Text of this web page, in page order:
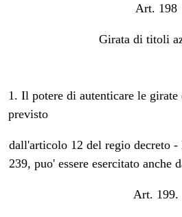
Art. 198
Girata di titoli
1. Il potere di autenticare le
previsto
dall'articolo 12 del regio decreto -
239, puo' essere esercitato anche
Art. 199.